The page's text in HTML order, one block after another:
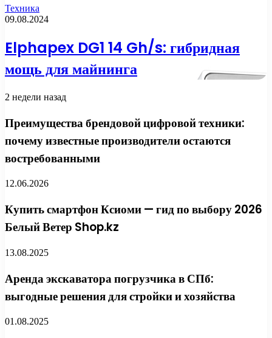
Техника
09.08.2024
Elphapex DG1 14 Gh/s: гибридная
мощь для майнинга
2 недели назад
Преимущества брендовой цифровой техники:
почему известные производители остаются
востребованными
12.06.2026
Купить смартфон Ксиоми — гид по выбору 2026
Белый Ветер Shop.kz
13.08.2025
Аренда экскаватора погрузчика в СПб:
выгодные решения для стройки и хозяйства
01.08.2025